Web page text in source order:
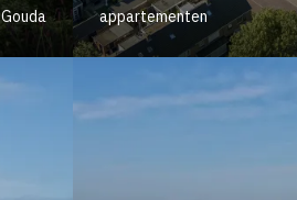
Gouda
appartementen